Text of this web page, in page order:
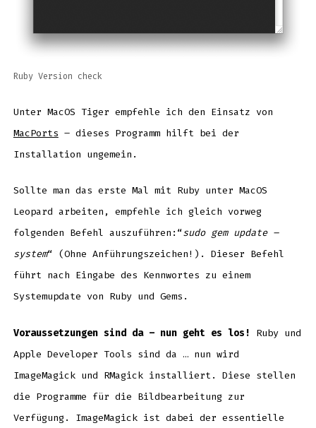
Ruby Version check
Unter MacOS Tiger empfehle ich den Einsatz von
MacPorts – dieses Programm hilft bei der
Installation ungemein.
Sollte man das erste Mal mit Ruby unter MacOS
Leopard arbeiten, empfehle ich gleich vorweg
folgenden Befehl auszuführen:“sudo gem update –
system“ (Ohne Anführungszeichen!). Dieser Befehl
führt nach Eingabe des Kennwortes zu einem
Systemupdate von Ruby und Gems.
Voraussetzungen sind da – nun geht es los!
Ruby und
Apple Developer Tools sind da … nun wird
ImageMagick und RMagick installiert. Diese stellen
die Programme für die Bildbearbeitung zur
Verfügung. ImageMagick ist dabei der essentielle